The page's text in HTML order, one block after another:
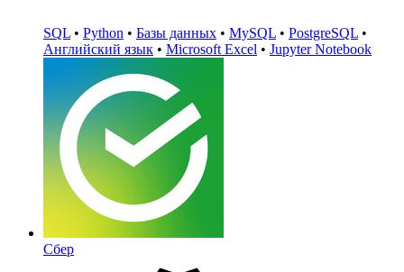
SQL • Python • Базы данных • MySQL • PostgreSQL •
Английский язык • Microsoft Excel • Jupyter Notebook
Сбер